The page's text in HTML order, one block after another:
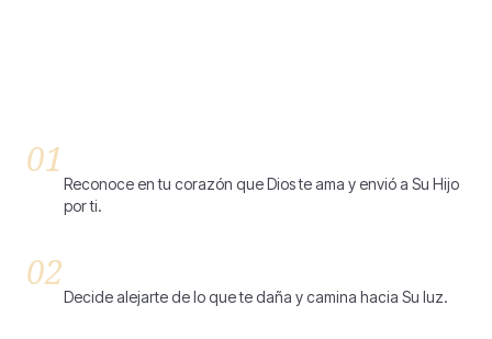
01
Reconoce en tu corazón que Dios te ama y envió a Su Hijo
por ti.
02
Decide alejarte de lo que te daña y camina hacia Su luz.